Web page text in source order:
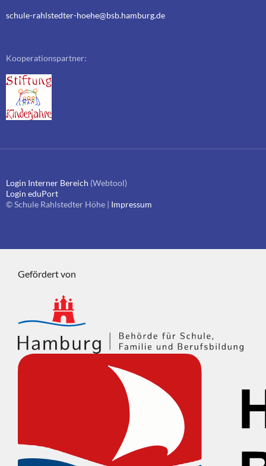
schule-rahlstedter-hoehe@bsb.hamburg.de
Kooperationspartner:
Login Interner Bereich (Webtool)
Login eduPort
© Schule Rahlstedter Höhe | Impressum
Gefördert von